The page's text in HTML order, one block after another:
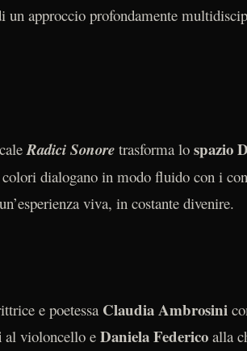
approccio profondamente
Radici Sonore trasforma lo spazio
dialogano in modo fluido con i
viva, in costante divenire.
e poetessa Claudia Ambrosini
al violoncello e Daniela Federico alla